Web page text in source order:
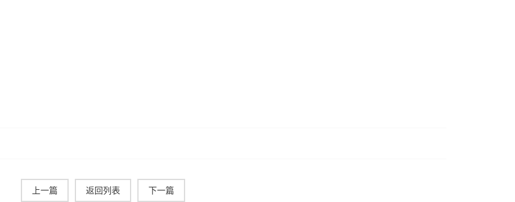
上一篇 返回列表 下一篇